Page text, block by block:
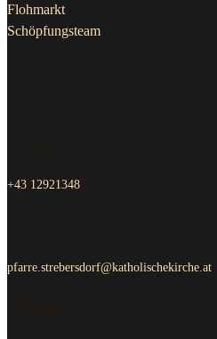
Flohmarkt
Schöpfungsteam
+43 12921348
pfarre.strebersdorf@katholischekirche.at